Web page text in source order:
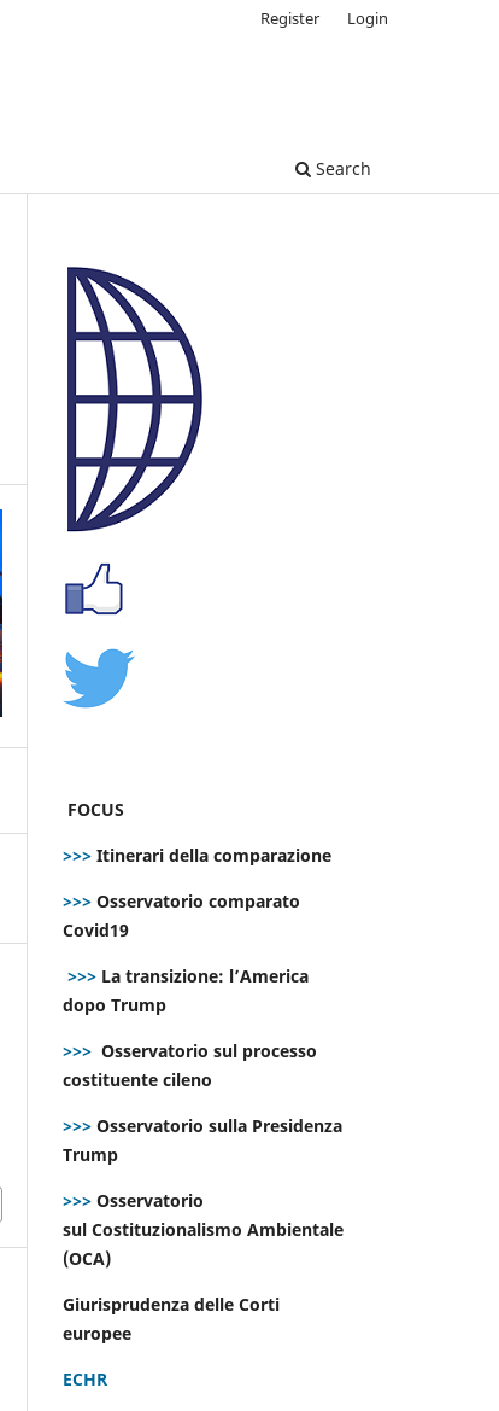
Search
Register Login
FOCUS
>>> Itinerari della comparazione
>>> Osservatorio comparato
Covid19
>>> La transizione: l’America
dopo Trump
>>> Osservatorio sul processo
costituente cileno
>>> Osservatorio sulla Presidenza
Trump
>>> Osservatorio
sul Costituzionalismo Ambientale
(OCA)
Giurisprudenza delle Corti
europee
ECHR